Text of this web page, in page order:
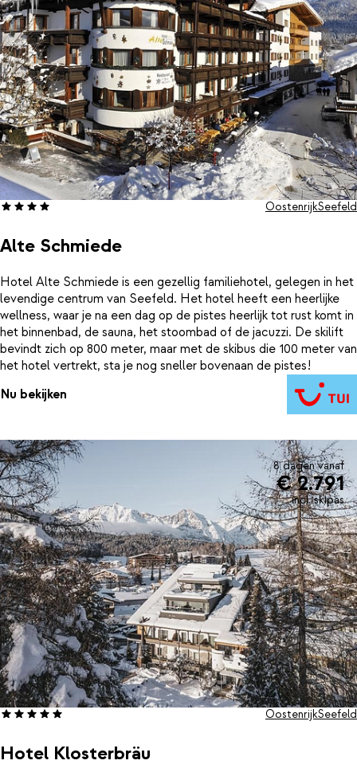
Alte Schmiede
OostenrijkSeefeld
Hotel Alte Schmiede is een gezellig familiehotel, gelegen in het
levendige centrum van Seefeld. Het hotel heeft een heerlijke
wellness, waar je na een dag op de pistes heerlijk tot rust komt in
het binnenbad, de sauna, het stoombad of de jacuzzi. De skilift
bevindt zich op 800 meter, maar met de skibus die 100 meter van
het hotel vertrekt, sta je nog sneller bovenaan de pistes!
Nu bekijken
8 dagen vanaf
€ 2.791
incl. skipas
Hotel Klosterbräu
OostenrijkSeefeld